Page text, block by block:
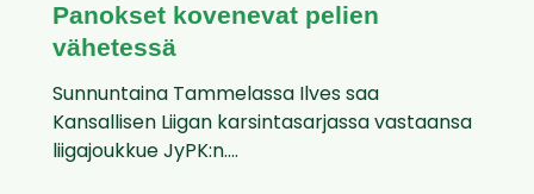
Panokset kovenevat pelien
vähetessä
Sunnuntaina Tammelassa Ilves saa
Kansallisen Liigan karsintasarjassa vastaansa
liigajoukkue JyPK:n....